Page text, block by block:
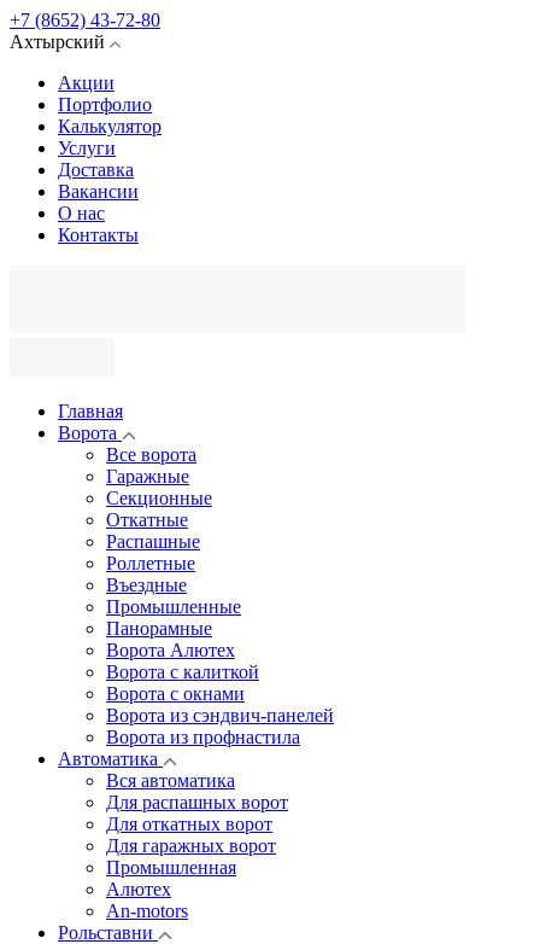
+7 (8652) 43-72-80
Ахтырский
Акции
Портфолио
Калькулятор
Услуги
Доставка
Вакансии
О нас
Контакты
Главная
Ворота
Все ворота
Гаражные
Секционные
Откатные
Распашные
Роллетные
Въездные
Промышленные
Панорамные
Ворота Алютех
Ворота с калиткой
Ворота c окнами
Ворота из сэндвич-панелей
Ворота из профнастила
Автоматика
Вся автоматика
Для распашных ворот
Для откатных ворот
Для гаражных ворот
Промышленная
Алютех
An-motors
Рольставни